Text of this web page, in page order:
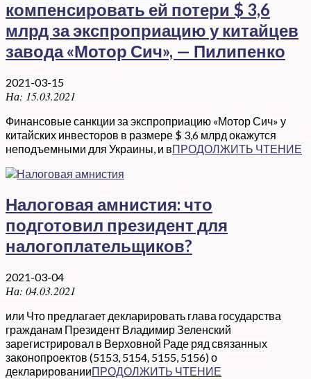
компенсировать ей потери $ 3,6
млрд за экспроприацию у китайцев
завода «Мотор Сич», — Пилипенко
2021-03-15
На: 15.03.2021
Финансовые санкции за экспроприацию «Мотор Сич» у
китайских инвесторов в размере $ 3,6 млрд окажутся
неподъемными для Украины, и вПРОДОЛЖИТЬ ЧТЕНИЕ
Налоговая амнистия: что
подготовил президент для
налогоплательщиков?
2021-03-04
На: 04.03.2021
или Что предлагает декларировать глава государства
гражданам Президент Владимир Зеленский
зарегистрировал в Верховной Раде ряд связанных
законопроектов (5153, 5154, 5155, 5156) о
декларированииПРОДОЛЖИТЬ ЧТЕНИЕ